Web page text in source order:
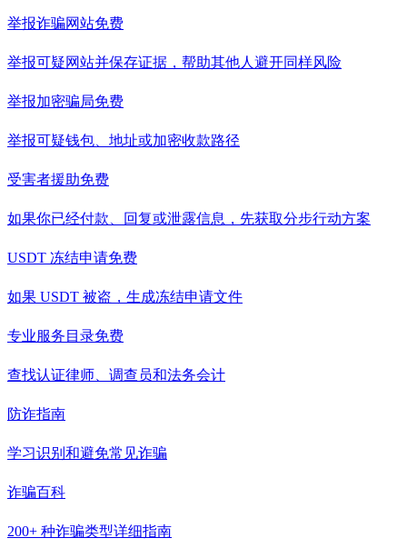
举报诈骗网站免费
举报可疑网站并保存证据，帮助其他人避开同样风险
举报加密骗局免费
举报可疑钱包、地址或加密收款路径
受害者援助免费
如果你已经付款、回复或泄露信息，先获取分步行动方案
USDT 冻结申请免费
如果 USDT 被盗，生成冻结申请文件
专业服务目录免费
查找认证律师、调查员和法务会计
防诈指南
学习识别和避免常见诈骗
诈骗百科
200+ 种诈骗类型详细指南